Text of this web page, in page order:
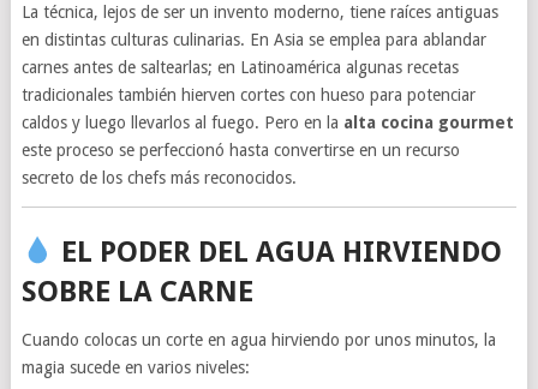
La técnica, lejos de ser un invento moderno, tiene raíces antiguas
en distintas culturas culinarias. En Asia se emplea para ablandar
carnes antes de saltearlas; en Latinoamérica algunas recetas
tradicionales también hierven cortes con hueso para potenciar
caldos y luego llevarlos al fuego. Pero en la alta cocina gourmet
este proceso se perfeccionó hasta convertirse en un recurso
secreto de los chefs más reconocidos.
EL PODER DEL AGUA HIRVIENDO
SOBRE LA CARNE
Cuando colocas un corte en agua hirviendo por unos minutos, la
magia sucede en varios niveles: